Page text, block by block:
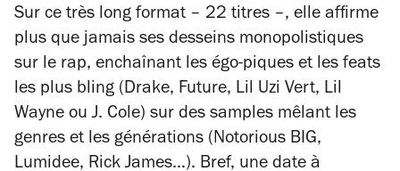
Sur ce très long format – 22 titres –, elle affirme
plus que jamais ses desseins monopolistiques
sur le rap, enchaînant les égo-piques et les feats
les plus bling (Drake, Future, Lil Uzi Vert, Lil
Wayne ou J. Cole) sur des samples mêlant les
genres et les générations (Notorious BIG,
Lumidee, Rick James…). Bref, une date à